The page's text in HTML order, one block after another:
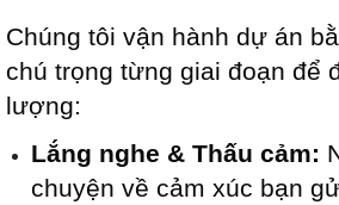
Chúng tôi vận hành dự án
chú trọng từng giai đoạn để
lượng:
Lắng nghe & Thấu cảm:
chuyện về cảm xúc bạn